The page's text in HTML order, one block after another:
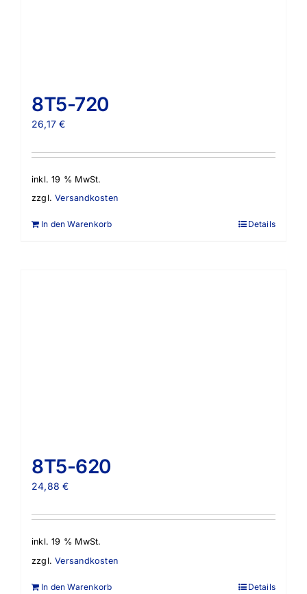
8T5-720
26,17€
inkl. 19 % MwSt.
zzgl.Versandkosten
In den Warenkorb Details
8T5-620
24,88€
inkl. 19 % MwSt.
zzgl.Versandkosten
In den Warenkorb Details